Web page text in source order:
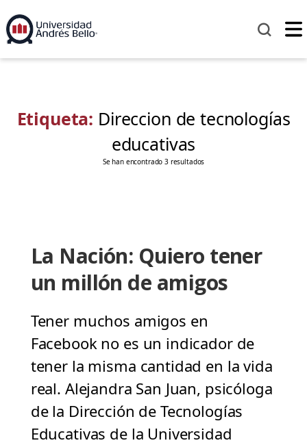
Etiqueta: Direccion de tecnologías
educativas
Se han encontrado 3 resultados
La Nación: Quiero tener
un millón de amigos
Tener muchos amigos en
Facebook no es un indicador de
tener la misma cantidad en la vida
real. Alejandra San Juan, psicóloga
de la Dirección de Tecnologías
Educativas de la Universidad